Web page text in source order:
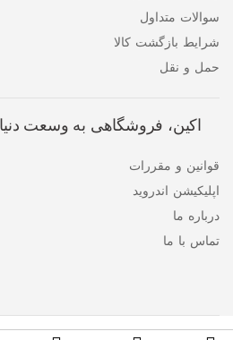
سوالات متداول
شرایط بازگشت کالا
حمل و نقل
اکین، فروشگاهی به وسعت دنیا
قوانین و مقررات
اپلیکیشن اندروید
درباره ما
تماس با ما